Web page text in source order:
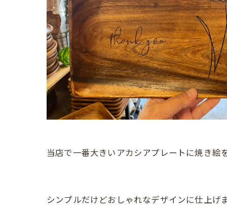
当店で一番大きいアカシアプレートに焼き絵
シンプルだけどおしゃれなデザインに仕上げ